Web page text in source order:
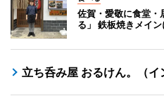
佐賀・愛敬に食堂・
る」 鉄板焼きメイン
立ち呑み屋 おるけん。（イ